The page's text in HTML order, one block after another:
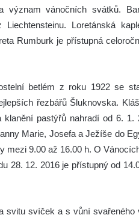
význam vánočních svátků.
Loretánská
Rumburk je přístupná
betlém z roku 1922 se
řezbářů Šluknovska.
pastýřů nahradí od 6. 1.
Marie, Josefa a Ježíše do
mezi 9.00 až 16.00 h. O
28. 12. 2016 je přístupný od
svitu svíček a s vůní svařeného